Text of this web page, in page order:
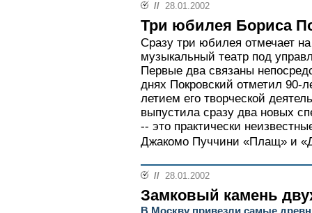
// 28.01.2002
Три юбилея Бориса
Сразу три юбилея отмечает
музыкальный театр под
Первые два связаны
днях Покровский отметил 90-
летием его творческой
выпустила сразу два новых
-- это практически
Джакомо Пуччини «Плащ» и
// 28.01.2002
Замковый камень
В Москву привезли самые